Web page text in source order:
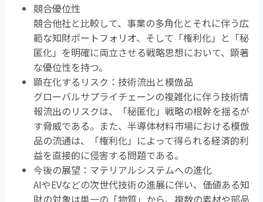
競合優位性
競合他社と比較して、事業の多角化とそれに伴う広
範な知財ポートフォリオ、そして「権利化」と「秘
匿化」を明確に両立させる戦略思想において、顕著
な優位性を持つ。
顕在化するリスク：技術流出と模倣品
グローバルサプライチェーンの複雑化に伴う技術情
報流出のリスクは、「秘匿化」戦略の根幹を揺るが
す脅威である。また、半導体材料市場における模倣
品の流通は、「権利化」によって得られる経済的利
益を直接的に侵害する問題である。
今後の展望：マテリアルシステムへの進化
AIやEVなどの次世代技術の進展に伴い、価値ある知